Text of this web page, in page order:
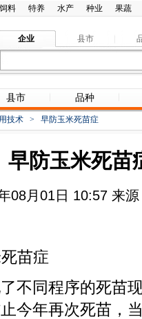
饲料 特养 水产 种业 果蔬
企业 县市
县市 品种
技术 > 早防玉米死苗症
早防玉米死苗
08月01日 10:57 来
苗症
不同程序的死苗
今年再次死苗，